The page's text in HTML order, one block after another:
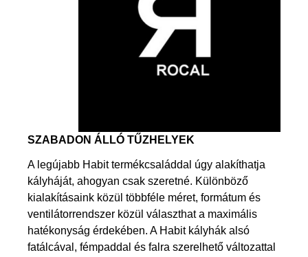
SZABADON ÁLLÓ TŰZHELYEK
A legújabb Habit termékcsaláddal úgy alakíthatja
kályháját, ahogyan csak szeretné. Különböző
kialakításaink közül többféle méret, formátum és
ventilátorrendszer közül választhat a maximális
hatékonyság érdekében. A Habit kályhák alsó
fatálcával, fémpaddal és falra szerelhető változattal